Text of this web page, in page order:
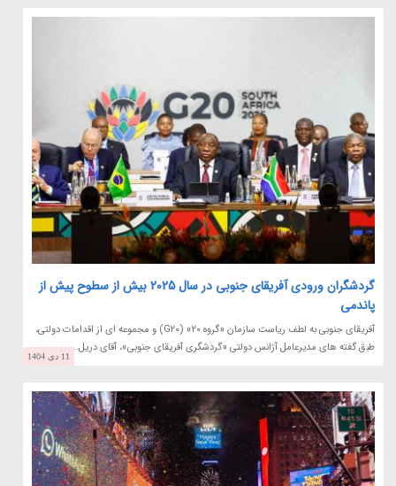
گردشگران ورودی آفریقای جنوبی در سال 2025 بیش از سطوح پیش از
پاندمی
آفریقای جنوبی به لطف ریاست سازمان «گروه 20» (G20) و مجموعه ای از اقدامات دولتی،
طبق گفته های مدیرعامل آژانس دولتی «گردشگری آفریقای جنوبی»، آقای دریل...
11 دی 1404